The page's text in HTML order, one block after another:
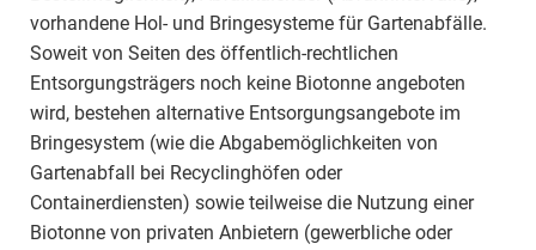
vorhandene Hol- und Bringesysteme für Gartenabfälle.
Soweit von Seiten des öffentlich-rechtlichen
Entsorgungsträgers noch keine Biotonne angeboten
wird, bestehen alternative Entsorgungsangebote im
Bringesystem (wie die Abgabemöglichkeiten von
Gartenabfall bei Recyclinghöfen oder
Containerdiensten) sowie teilweise die Nutzung einer
Biotonne von privaten Anbietern (gewerbliche oder